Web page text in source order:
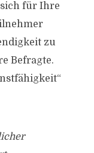
sich für Ihre
zu
Befragte.